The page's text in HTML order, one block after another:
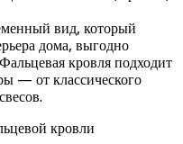
вид, который
дома, выгодно
кровля подходит
— от классического